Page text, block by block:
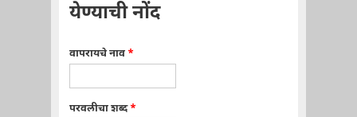
येण्याची नोंद
वापरायचे नाव *
परवलीचा शब्द*